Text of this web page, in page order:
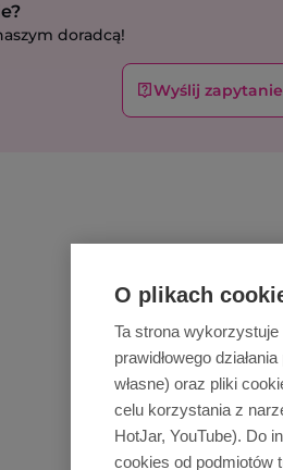
O plikach
Ta strona
prawidłowego
własne) oraz pliki
celu korzystania z
HotJar, YouTube). Do
cookies od podmiotów
doradcą!
Wyślij zapytanie